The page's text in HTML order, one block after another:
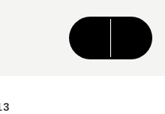
CONTENU